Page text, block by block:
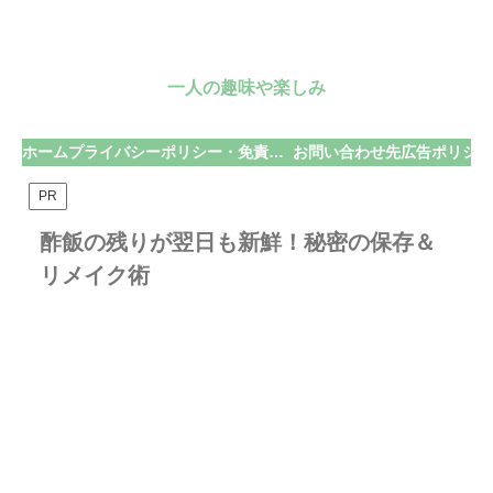
一人の趣味や楽しみ
ホーム プライバシーポリシー・免責事項 お問い合わせ先広告ポリシー
PR
酢飯の残りが翌日も新鮮！秘密の保存＆
リメイク術